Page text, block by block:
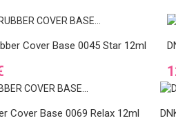
Cover Base 0045 Star 12ml
Cover Base 0069 Relax 12ml